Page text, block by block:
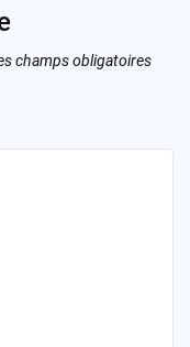
champs obligatoires